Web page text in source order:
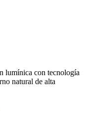
lumínica con tecnología
natural de alta